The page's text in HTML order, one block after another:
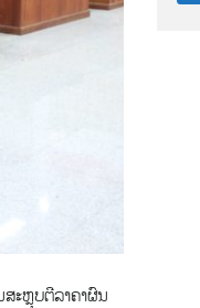
ະຫຼຸບຕີລາຄາຜົນ